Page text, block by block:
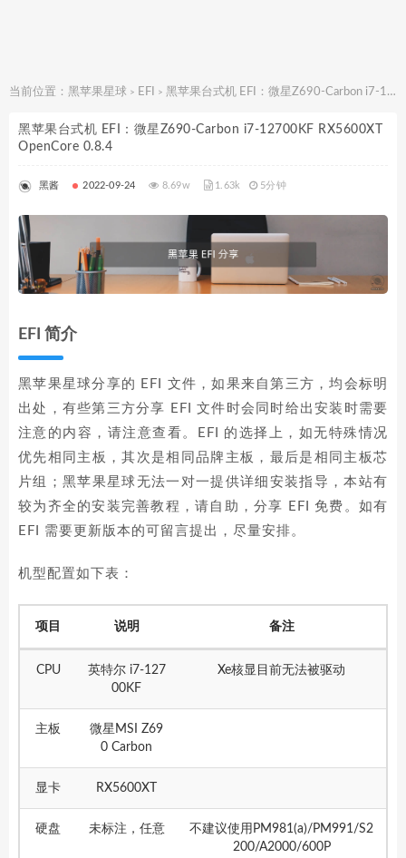
当前位置： 黑苹果星球 > EFI > 黑苹果台式机 EFI：微星Z690-Carbon i7-12700KF RX5600XT OpenCore 0.8.4
黑苹果台式机 EFI：微星Z690-Carbon i7-12700KF RX5600XT
OpenCore 0.8.4
黑酱 2022-09-24 8.69w 1.63k 5分钟
EFI 简介
黑苹果星球分享的 EFI 文件，如果来自第三方，均会标明
出处，有些第三方分享 EFI 文件时会同时给出安装时需要
注意的内容，请注意查看。EFI 的选择上，如无特殊情况
优先相同主板，其次是相同品牌主板，最后是相同主板芯
片组；黑苹果星球无法一对一提供详细安装指导，本站有
较为齐全的安装完善教程，请自助，分享 EFI 免费。如有
EFI 需要更新版本的可留言提出，尽量安排。
机型配置如下表：
项目 说明 备注
CPU
英特尔 i7-127
00KF
Xe核显目前无法被驱动
主板
微星MSI Z69
0 Carbon
显卡 RX5600XT
硬盘 未标注，任意
不建议使用PM981(a)/PM991/S2
200/A2000/600P